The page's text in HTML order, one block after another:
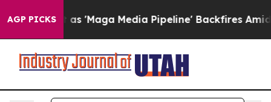
AGP PICKSMedia Pipeline' Backfires Amid Rumors Trump